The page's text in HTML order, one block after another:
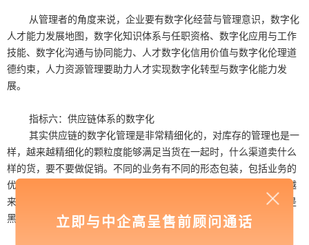
从管理者的角度来说，企业要有数字化经营与管理意识，数字化
人才能力发展地图，数字化知识体系与任职资格、数字化应用与工作
技能、数字化沟通与协同能力、人才数字化信用价值与数字化伦理道
德约束，人力资源管理要助力人才实现数字化转型与数字化能力发
展。
指标六：供应链体系的数字化
其实供应链的数字化管理是非常精细化的，对库存的管理也是一
样，越来越精细化的颗粒度能够满足当货在一起时，什么渠道卖什么
样的货，要不要做促销。不同的业务有不同的形态包装，包括业务的
优化、路径的优化。物流部门有了更多的支持，数据能够帮助管理越
来越广阔的云仓，以及给物流总监、运营中心都能看到，而不仅仅是
黑匣子。
立即与中企高呈售前顾问通话